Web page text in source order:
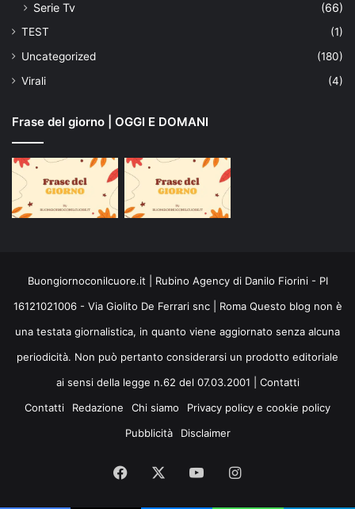
Serie Tv
(66)
TEST
(1)
Uncategorized
(180)
Virali
(4)
Frase del giorno | OGGI E DOMANI
Buongiornoconilcuore.it | Rubino Agency di Danilo Fiorini - PI
16121021006 - Via Giolito De Ferrari snc | Roma Questo blog non è
una testata giornalistica, in quanto viene aggiornato senza alcuna
periodicità. Non può pertanto considerarsi un prodotto editoriale
ai sensi della legge n.62 del 07.03.2001 | Contatti
Contatti
Redazione Chi siamo
Privacy policy e cookie policy
Pubblicità
Disclaimer